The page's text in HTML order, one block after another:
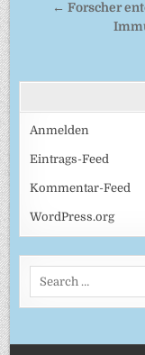
← Forscher
Anmelden
Eintrags-Feed
Kommentar-Feed
WordPress.org
Search